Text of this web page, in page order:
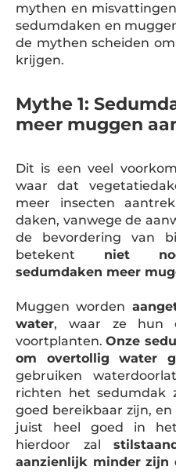
mythen en
sedumdaken en
de mythen scheiden
krijgen.
Mythe 1:
meer muggen
Dit is een veel
waar dat
meer insecten
daken, vanwege de
de bevordering van
betekent niet
sedumdaken meer
Muggen worden
water,
waar ze hun
voortplanten.Onze
om overtollig water
gebruiken
richten het sedumdak
goed bereikbaar zijn,
juist heel goed in
hierdoor zal
aanzienlijk minder zijn